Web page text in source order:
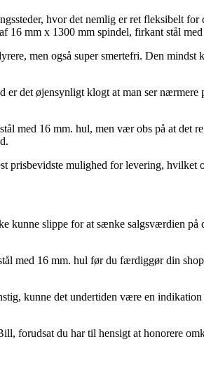
hvor det nemlig er ret fleksibelt for
16 mm x 1300 mm spindel, firkant stål
men også super smertefri. Den mindst
det øjensynligt klogt at man ser nærmere
med 16 mm. hul, men vær obs på at det
prisbevidste mulighed for levering, hvilket
kunne slippe for at sænke salgsværdien på
med 16 mm. hul før du færdiggør din
kunne det undertiden være en
forudsat du har til hensigt at honorere